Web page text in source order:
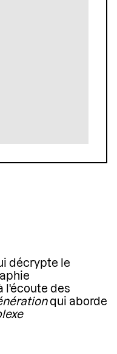
décrypte le
l'écoute des
qui aborde